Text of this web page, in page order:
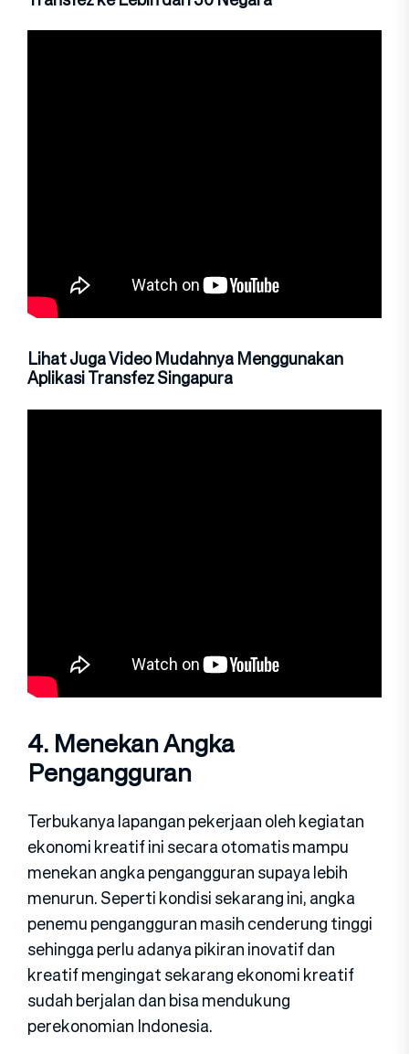
Lihat Juga Video Mudahnya Menggunakan
Aplikasi Transfez Singapura
4. Menekan Angka
Pengangguran
Terbukanya lapangan pekerjaan oleh kegiatan
ekonomi kreatif ini secara otomatis mampu
menekan angka pengangguran supaya lebih
menurun. Seperti kondisi sekarang ini, angka
penemu pengangguran masih cenderung tinggi
sehingga perlu adanya pikiran inovatif dan
kreatif mengingat sekarang ekonomi kreatif
sudah berjalan dan bisa mendukung
perekonomian Indonesia.